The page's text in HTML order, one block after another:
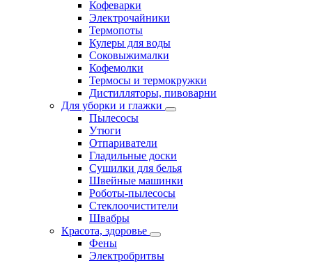
Кофеварки
Электрочайники
Термопоты
Кулеры для воды
Соковыжималки
Кофемолки
Термосы и термокружки
Дистилляторы, пивоварни
Для уборки и глажки
Пылесосы
Утюги
Отпариватели
Гладильные доски
Сушилки для белья
Швейные машинки
Роботы-пылесосы
Стеклоочистители
Швабры
Красота, здоровье
Фены
Электробритвы